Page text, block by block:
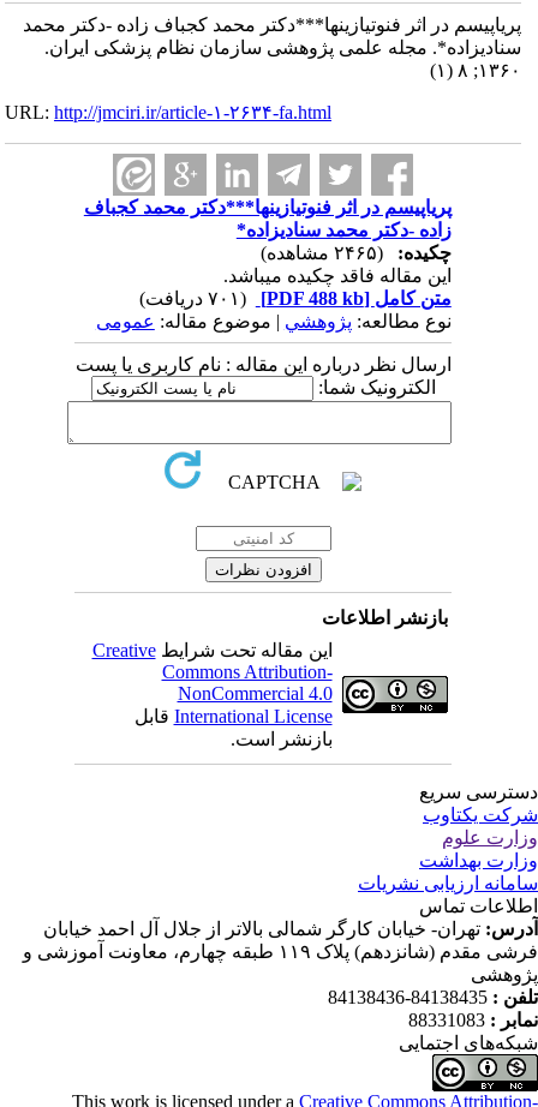
پریاپیسم در اثر فنوتیازینها***دکتر محمد کجباف زاده -دکتر محمد
سنادیزاده*. مجله علمی پژوهشی سازمان نظام پزشکی ایران.
۱۳۶۰; ۸ (۱)
URL:http://jmciri.ir/article-۱-۲۶۳۴-fa.html
پریاپیسم در اثر فنوتیازینها***دکتر محمد کجباف
زاده -دکتر محمد سنادیزاده*
چکیده:
این مقاله فاقد چکیده می​باشد.
متن کامل[PDF 488 kb]
نوع مطالعه:پژوهشي| موضوع مقاله:عمومى
ارسال نظر درباره این مقاله : نام کاربری یا پست
الکترونیک شما:
بازنشر اطلاعات
این مقاله تحت شرایطCreative
Commons Attribution-
NonCommercial 4.0
International Licenseقابل
بازنشر است.
سریع
یکتاوب
علوم
بهداشت
ارزیابی نشریات
تماس
تهران- خیابان کارگر شمالی بالاتر از جلال آل احمد خیابان
فرشی مقدم (شانزدهم) پلاک ۱۱۹ طبقه چهارم، معاونت آموزشی و
:
84138435-84138436
:
88331083
اجتمایی
This work is licensed under aCreative Commons